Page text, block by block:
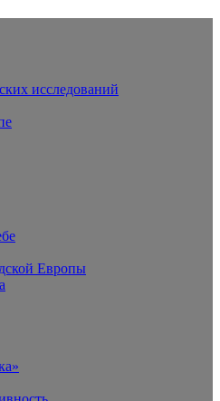
Европа
исследований
Европы